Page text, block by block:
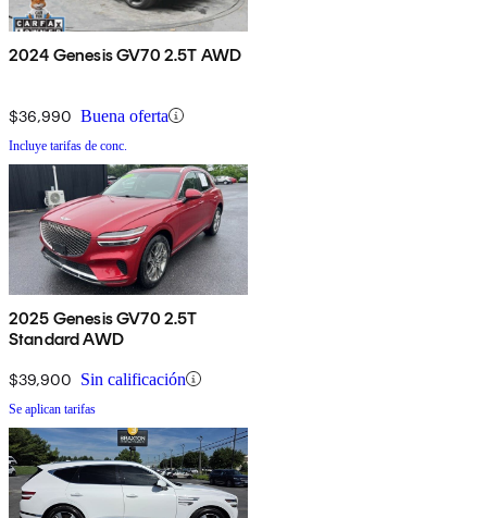
2024 Genesis GV70 2.5T AWD
$36,990 Buena oferta
Incluye tarifas de conc.
2025 Genesis GV70 2.5T
Standard AWD
$39,900 Sin calificación
Se aplican tarifas